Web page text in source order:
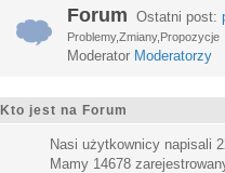
Forum Ostatni post:
Problemy,Zmiany,Propozycje
Moderator Moderatorzy
Kto jest na Forum
Nasi użytkownicy napisali
Mamy 14678